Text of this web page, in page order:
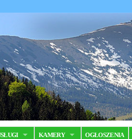
KAMERY OGŁOSZENIA